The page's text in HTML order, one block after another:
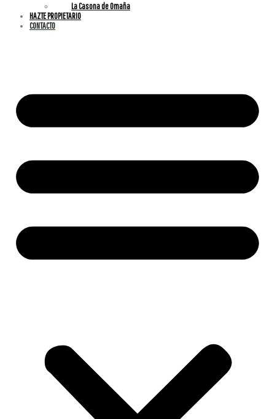
La Casona de Omaña
HAZTE PROPIETARIO
CONTACTO